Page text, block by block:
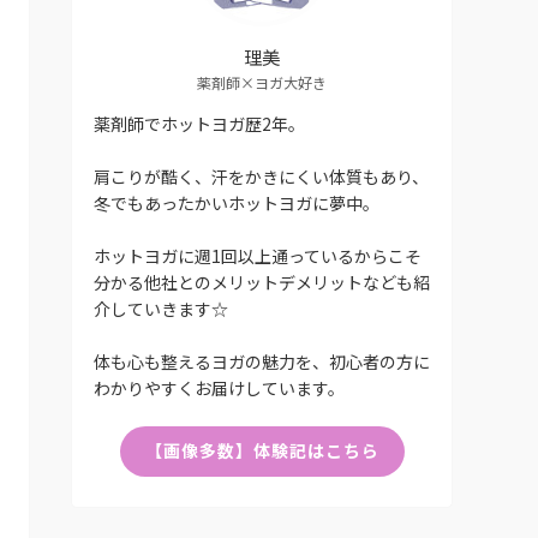
理美
薬剤師×ヨガ大好き
薬剤師でホットヨガ歴2年。
肩こりが酷く、汗をかきにくい体質もあり、
冬でもあったかいホットヨガに夢中。
ホットヨガに週1回以上通っているからこそ
分かる他社とのメリットデメリットなども紹
介していきます☆
体も心も整えるヨガの魅力を、初心者の方に
わかりやすくお届けしています。
【画像多数】体験記はこちら